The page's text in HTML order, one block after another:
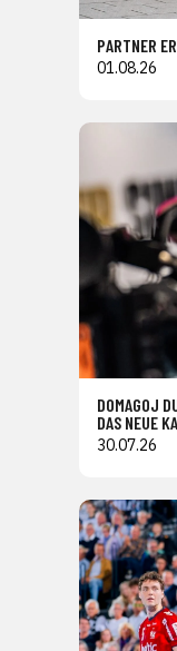
PARTNER
01.08.26
DOMAGOJ
DAS NEUE
30.07.26